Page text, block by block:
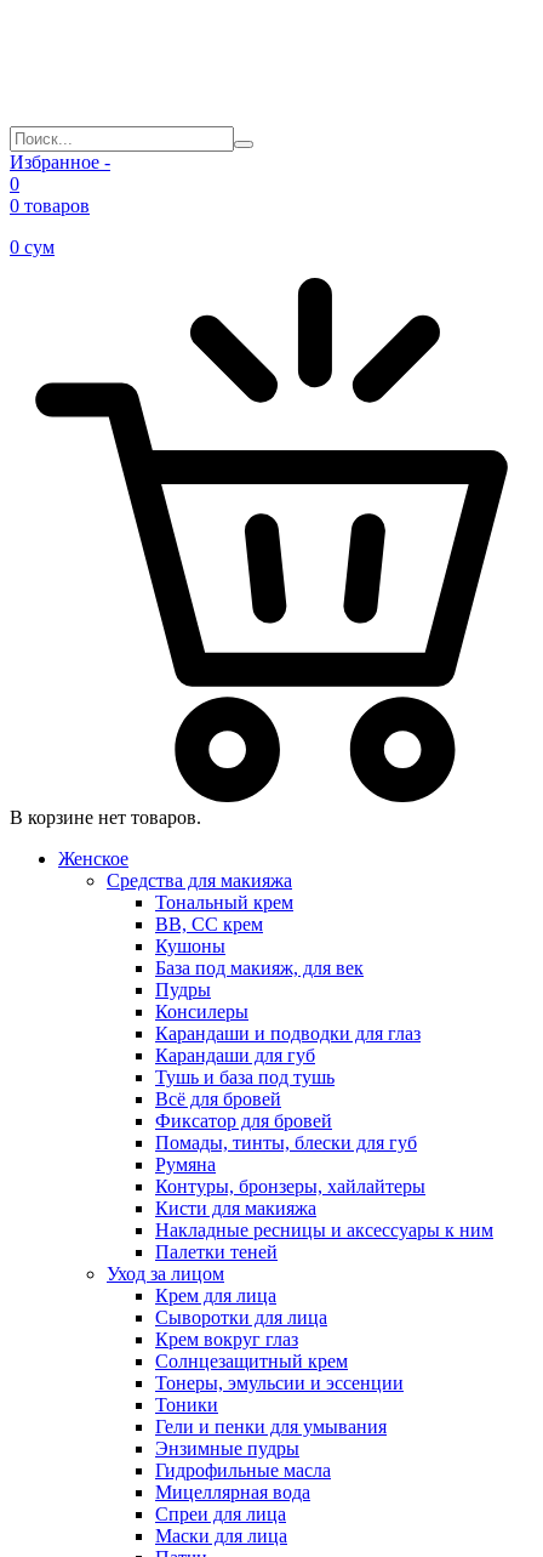
Избранное -
0
0 товаров
0 сум
В корзине нет товаров.
Женское
Средства для макияжа
Тональный крем
BB, CC крем
Кушоны
База под макияж, для век
Пудры
Консилеры
Карандаши и подводки для глаз
Карандаши для губ
Тушь и база под тушь
Всё для бровей
Фиксатор для бровей
Помады, тинты, блески для губ
Румяна
Контуры, бронзеры, хайлайтеры
Кисти для макияжа
Накладные ресницы и аксессуары к ним
Палетки теней
Уход за лицом
Крем для лица
Сыворотки для лица
Крем вокруг глаз
Солнцезащитный крем
Тонеры, эмульсии и эссенции
Тоники
Гели и пенки для умывания
Энзимные пудры
Гидрофильные масла
Мицеллярная вода
Спреи для лица
Маски для лица